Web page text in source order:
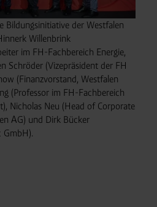
technisch erforderlich.
AG & Co. KG, Industrieweg
datenschutz@westfalen.com
Bildungsinitiative der Westfalen
Willenbrink
im FH-Fachbereich Energie,
Schröder (Vizepräsident der FH
(Finanzvorstand, Westfalen
(Professor im FH-Fachbereich
Nicholas Neu (Head of Corporate
AG) und Dirk Bücker
GmbH).